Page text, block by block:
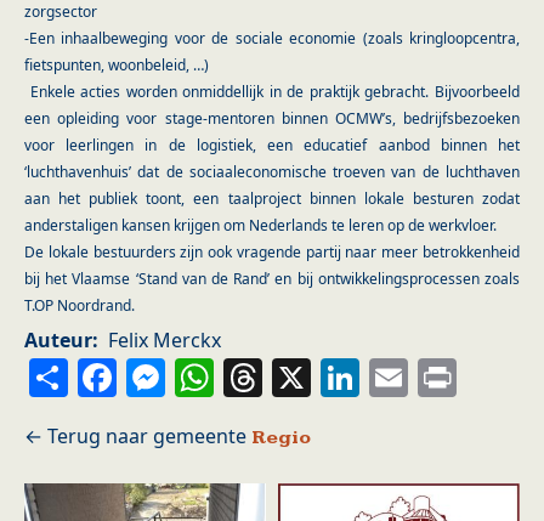
zorgsector
-Een inhaalbeweging voor de sociale economie (zoals kringloopcentra,
fietspunten, woonbeleid, …)
Enkele acties worden onmiddellijk in de praktijk gebracht. Bijvoorbeeld
een opleiding voor stage-mentoren binnen OCMW’s, bedrijfsbezoeken
voor leerlingen in de logistiek, een educatief aanbod binnen het
‘luchthavenhuis’ dat de sociaaleconomische troeven van de luchthaven
aan het publiek toont, een taalproject binnen lokale besturen zodat
anderstaligen kansen krijgen om Nederlands te leren op de werkvloer.
De lokale bestuurders zijn ook vragende partij naar meer betrokkenheid
bij het Vlaamse ‘Stand van de Rand’ en bij ontwikkelingsprocessen zoals
T.OP Noordrand.
Auteur Felix Merckx
ShareFacebook
Messenger
WhatsApp
Threads
X LinkedIn
Email
Regio